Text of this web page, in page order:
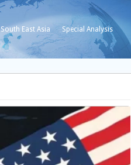
South East Asia Special Analysis